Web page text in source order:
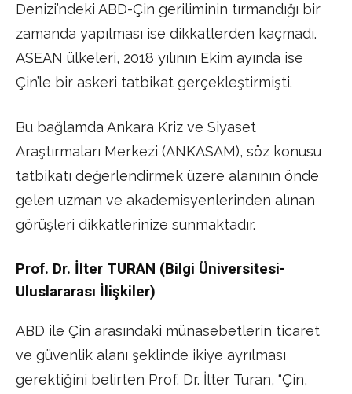
Denizi’ndeki ABD-Çin geriliminin tırmandığı bir
zamanda yapılması ise dikkatlerden kaçmadı.
ASEAN ülkeleri, 2018 yılının Ekim ayında ise
Çin’le bir askeri tatbikat gerçekleştirmişti.
Bu bağlamda Ankara Kriz ve Siyaset
Araştırmaları Merkezi (ANKASAM), söz konusu
tatbikatı değerlendirmek üzere alanının önde
gelen uzman ve akademisyenlerinden alınan
görüşleri dikkatlerinize sunmaktadır.
Prof. Dr. İlter TURAN (Bilgi Üniversitesi-
Uluslararası İlişkiler)
ABD ile Çin arasındaki münasebetlerin ticaret
ve güvenlik alanı şeklinde ikiye ayrılması
gerektiğini belirten Prof. Dr. İlter Turan, “Çin,